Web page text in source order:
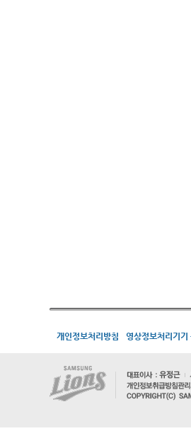
개인정보처리방침 영상정보처리기기